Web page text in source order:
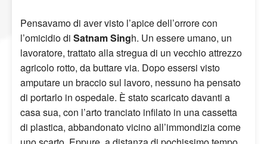
Pensavamo di aver visto l’apice dell’orrore con
l’omicidio di Satnam Singh. Un essere umano, un
lavoratore, trattato alla stregua di un vecchio attrezzo
agricolo rotto, da buttare via. Dopo essersi visto
amputare un braccio sul lavoro, nessuno ha pensato
di portarlo in ospedale. È stato scaricato davanti a
casa sua, con l’arto tranciato infilato in una cassetta
di plastica, abbandonato vicino all’immondizia come